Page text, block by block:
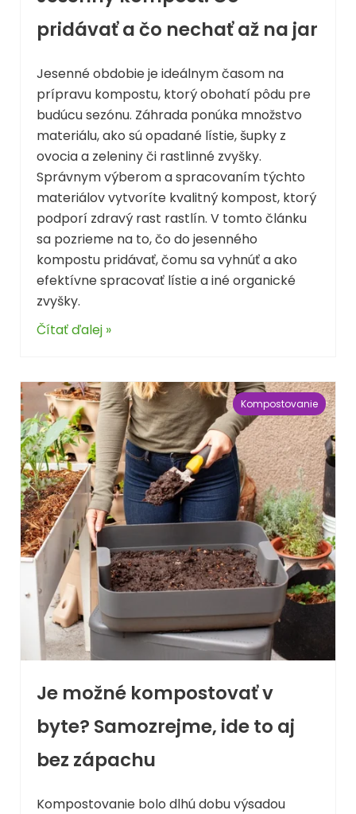
pridávať a čo nechať až na jar
Jesenné obdobie je ideálnym časom na
prípravu kompostu, ktorý obohatí pôdu pre
budúcu sezónu. Záhrada ponúka množstvo
materiálu, ako sú opadané lístie, šupky z
ovocia a zeleniny či rastlinné zvyšky.
Správnym výberom a spracovaním týchto
materiálov vytvoríte kvalitný kompost, ktorý
podporí zdravý rast rastlín. V tomto článku
sa pozrieme na to, čo do jesenného
kompostu pridávať, čomu sa vyhnúť a ako
efektívne spracovať lístie a iné organické
zvyšky.
Čítať ďalej »
Kompostovanie
Je možné kompostovať v
byte? Samozrejme, ide to aj
bez zápachu
Kompostovanie bolo dlhú dobu výsadou